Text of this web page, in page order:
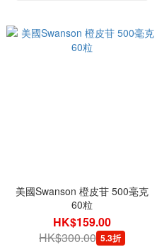
美國Swanson 橙皮苷 500毫克
60粒
HK$159.00
HK$300.00 5.3折